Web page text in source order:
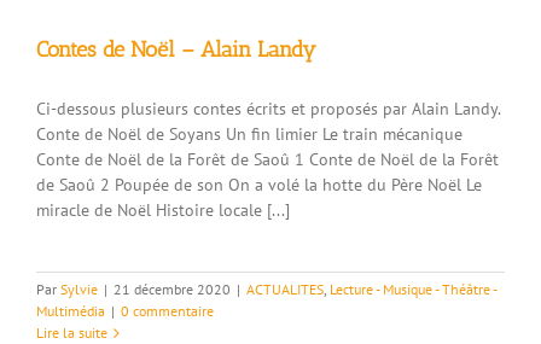
Contes de Noël – Alain Landy
Ci-dessous plusieurs contes écrits et proposés par Alain Landy.
Conte de Noël de Soyans Un fin limier Le train mécanique
Conte de Noël de la Forêt de Saoû 1 Conte de Noël de la Forêt
de Saoû 2 Poupée de son On a volé la hotte du Père Noël Le
miracle de Noël Histoire locale [...]
Par Sylvie | 21 décembre 2020 | ACTUALITES, Lecture - Musique - Théâtre -
Multimédia | 0 commentaire
Lire la suite